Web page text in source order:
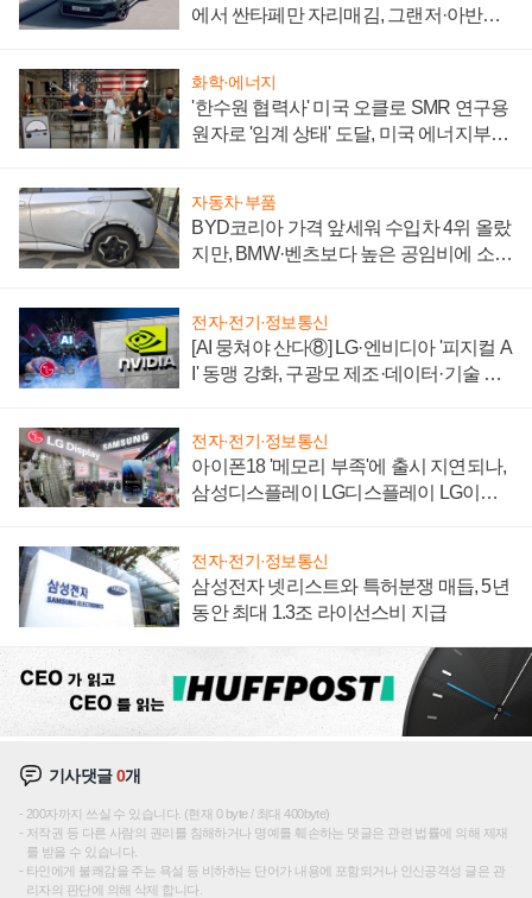
에서 싼타페만 자리매김, 그랜저·아반떼
화학·에너지
'한수원 협력사' 미국 오클로 SMR 연구용
원자로 '임계 상태' 도달, 미국 에너지부
자동차·부품
BYD코리아 가격 앞세워 수입차 4위 올랐
지만, BMW·벤츠보다 높은 공임비에 소비
전자·전기·정보통신
[AI 뭉쳐야 산다⑧] LG·엔비디아 '피지컬 A
I' 동맹 강화, 구광모 제조·데이터·기술 결
전자·전기·정보통신
아이폰18 '메모리 부족'에 출시 지연되나,
삼성디스플레이 LG디스플레이 LG이노
전자·전기·정보통신
삼성전자 넷리스트와 특허분쟁 매듭, 5년
동안 최대 1.3조 라이선스비 지급
기사댓글0개
200자까지 쓰실 수 있습니다. (현재 0 byte / 최대 400byte)
저작권 등 다른 사람의 권리를 침해하거나 명예를 훼손하는 댓글은 관련 법률에 의해 제재
를 받을 수 있습니다.
타인에게 불쾌감을 주는 욕설 등 비하하는 단어가 내용에 포함되거나 인신공격성 글은 관
리자의 판단에 의해 삭제 합니다.